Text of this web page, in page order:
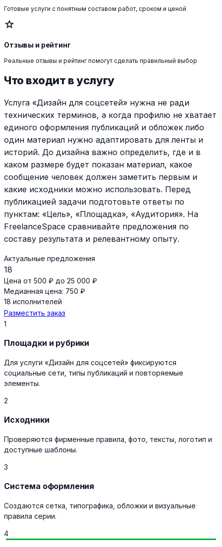
Готовые услуги с понятным составом работ, сроком и ценой
star
Отзывы и рейтинг
Реальные отзывы и рейтинг помогут сделать правильный выбор
Что входит в услугу
Услуга «Дизайн для соцсетей» нужна не ради
технических терминов, а когда профилю не хватает
единого оформления публикаций и обложек либо
один материал нужно адаптировать для ленты и
историй. До дизайна важно определить, где и в
каком размере будет показан материал, какое
сообщение человек должен заметить первым и
какие исходники можно использовать. Перед
публикацией задачи подготовьте ответы по
пунктам: «Цель», «Площадка», «Аудитория». На
FreelanceSpace сравнивайте предложения по
составу результата и релевантному опыту.
Актуальные предложения
18
Цена от 500 ₽ до 25 000 ₽
Медианная цена: 750 ₽
18 исполнителей
Разместить заказ
1
Площадки и рубрики
Для услуги «Дизайн для соцсетей» фиксируются
социальные сети, типы публикаций и повторяемые
элементы.
2
Исходники
Проверяются фирменные правила, фото, тексты, логотип и
доступные шаблоны.
3
Система оформления
Создаются сетка, типографика, обложки и визуальные
правила серии.
4